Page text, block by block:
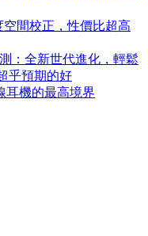
空間校正，性價比超高
測：全新世代進化，輕鬆
乎預期的好
耳機的最高境界